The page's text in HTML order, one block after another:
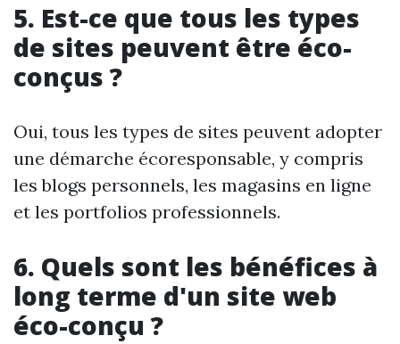
5. Est-ce que tous les types
de sites peuvent être éco-
conçus ?
Oui, tous les types de sites peuvent adopter
une démarche écoresponsable, y compris
les blogs personnels, les magasins en ligne
et les portfolios professionnels.
6. Quels sont les bénéfices à
long terme d'un site web
éco-conçu ?